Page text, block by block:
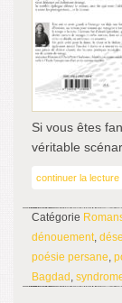
Si vous êtes
véritable
continuer la lecture
Catégorie
dénouement,
poésie persane,
Bagdad ,